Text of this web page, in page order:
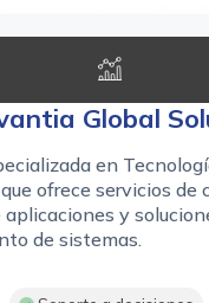
Global
en
ofrece servicios de
aplicaciones y
de sistemas.